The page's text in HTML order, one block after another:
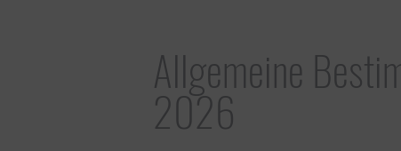
Allgemeine
2026